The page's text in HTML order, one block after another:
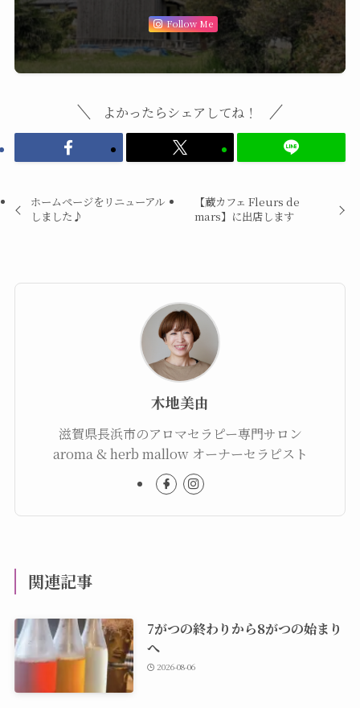
Follow Me
よかったらシェアしてね！
ホームページをリニューアル
しました♪
【蔵カフェ Fleurs de
mars】に出店します
木地美由
滋賀県長浜市のアロマセラピー専門サロン
aroma & herb mallow オーナーセラピスト
関連記事
7がつの終わりから8がつの始まり
へ
2026-08-06